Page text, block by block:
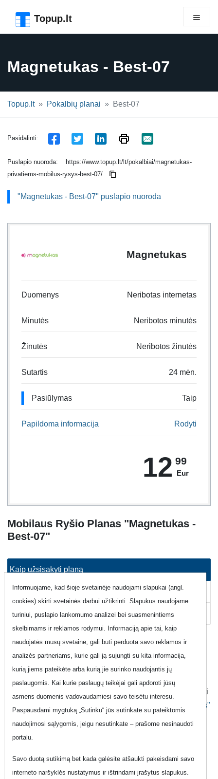
Topup.lt
Magnetukas - Best-07
Topup.lt Pokalbių planai Best-07
Pasidalinti:
Puslapio nuoroda:
https://www.topup.lt/lt/pokalbiai/magnetukas-
privatiems-mobilus-rysys-best-07/
"Magnetukas - Best-07" puslapio nuoroda
Magnetukas
Duomenys Neribotas internetas
Minutės Neribotos minutės
Žinutės Neribotos žinutės
Sutartis 24 mėn.
Pasiūlymas Taip
Papildoma informacija Rodyti
12 99
Eur
Mobilaus Ryšio Planas "Magnetukas -
Best-07"
Kaip užsisakyti planą
Kaip atsisakyti plano
Pagalba
Kaip užsisakyti planą
Instrukcijos kaip užsisakyti "Best-07" planą.
Prašome susisiekti su „Magnetukas“ jeigu norite užsisakyti
"Magnetukas"
Magnetukas - „Best-07” Mobilaus ryšio planas privatiems
klientams už 12.99 EUR. Už nurodytą minimalų mokestį
Informuojame, kad šioje svetainėje naudojami slapukai (angl.
cookies) skirti svetainės darbui užtikrinti. Slapukus naudojame
turiniui, puslapio lankomumo analizei bei suasmenintiems
skelbimams ir reklamos rodymui. Informaciją apie tai, kaip
naudojatės mūsų svetaine, gali būti perduota savo reklamos ir
analizės partneriams, kurie gali ją sujungti su kita informacija,
kurią jiems pateikėte arba kurią jie surinko naudojantis jų
paslaugomis. Kai kurie paslaugų teikėjai gali apdoroti jūsų
asmens duomenis vadovaudamiesi savo teisėtu interesu.
Paspausdami mygtuką „Sutinku“ jūs sutinkate su pateiktomis
naudojimosi sąlygomis, jeigu nesutinkate – prašome nesinaudoti
portalu.
Savo duotą sutikimą bet kada galėsite atšaukti pakeisdami savo
interneto naršyklės nustatymus ir ištrindami įrašytus slapukus.